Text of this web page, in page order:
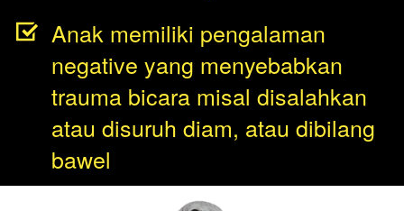
Anak memiliki pengalaman
negative yang menyebabkan
trauma bicara misal disalahkan
atau disuruh diam, atau dibilang
bawel